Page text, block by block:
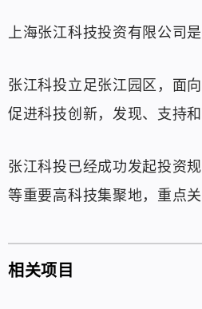
上海张江科技投资有限公司
张江科投立足张江园区，面
促进科技创新，发现、支持
张江科投已经成功发起投资
等重要高科技集聚地，重点
相关项目